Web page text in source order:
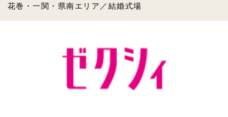
花巻・一関・県南エリア／結婚式場